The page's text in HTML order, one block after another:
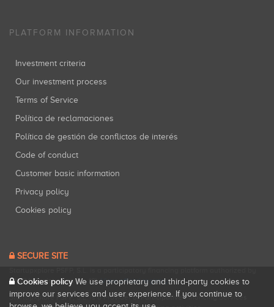
PLATFORM INFORMATION
Investment criteria
Our investment process
Terms of Service
Política de reclamaciones
Política de gestión de conflictos de interés
Code of conduct
Customer basic information
Privacy policy
Cookies policy
SECURE SITE
CNMV (Registration No. 18).View official registry .
Startupxplore PSFP, S.L. is a Provider of Participative Financing Services
Cookies policy We use proprietary and third-party cookies to
improve our services and user experience. If you continue to